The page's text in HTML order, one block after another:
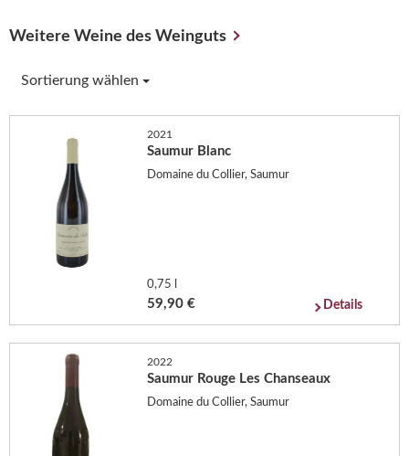
Weitere Weine des Weinguts
Sortierung wählen
2021
Saumur Blanc
Domaine du Collier, Saumur
0,75 l
59,90 € Details
2022
Saumur Rouge Les Chanseaux
Domaine du Collier, Saumur